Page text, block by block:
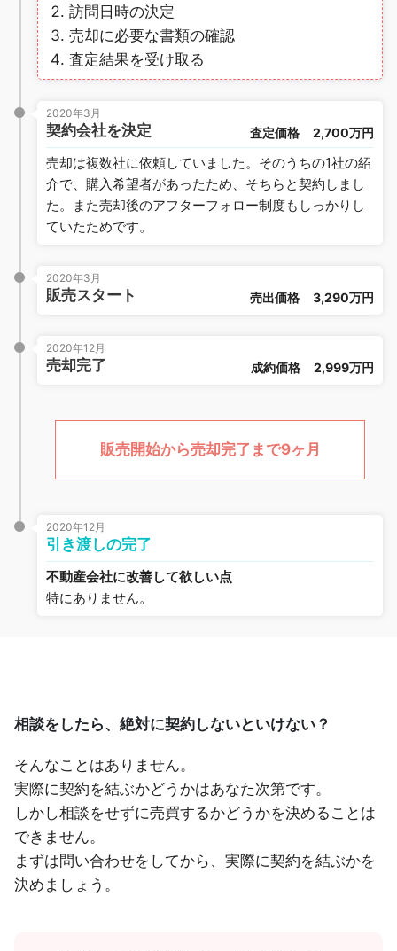
訪問日時の決定
売却に必要な書類の確認
査定結果を受け取る
2020年3月
契約会社を決定 査定価格 2,700万円
売却は複数社に依頼していました。そのうちの1社の紹
介で、購入希望者があったため、そちらと契約しまし
た。また売却後のアフターフォロー制度もしっかりし
ていたためです。
2020年3月
販売スタート 売出価格 3,290万円
2020年12月
売却完了 成約価格 2,999万円
販売開始から売却完了まで9ヶ月
2020年12月
引き渡しの完了
不動産会社に改善して欲しい点
特にありません。
相談をしたら、絶対に契約しないといけない？
そんなことはありません。
実際に契約を結ぶかどうかはあなた次第です。
しかし相談をせずに売買するかどうかを決めることは
できません。
まずは問い合わせをしてから、実際に契約を結ぶかを
決めましょう。